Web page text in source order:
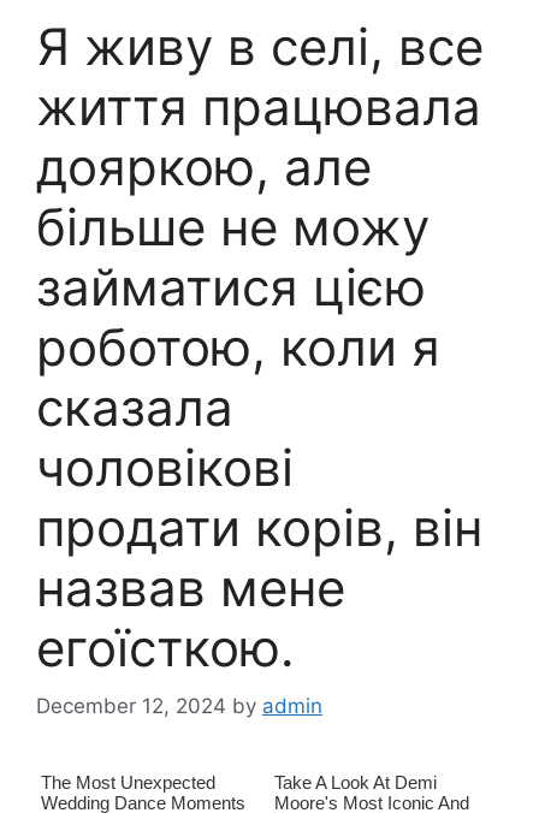
Я живу в селі, все
життя працювала
дояркою, але
більше не можу
займатися цією
роботою, коли я
сказала
чоловікові
продати корів, він
назвав мене
егоїсткою.
December 12, 2024 by admin